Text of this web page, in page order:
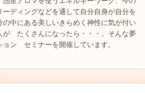
ーディングなどを通して自分自身が自分を
中にある美しいきらめく神性に気が付い
が たくさんになったら・・・。そんな夢
ン セミナーを開催しています。